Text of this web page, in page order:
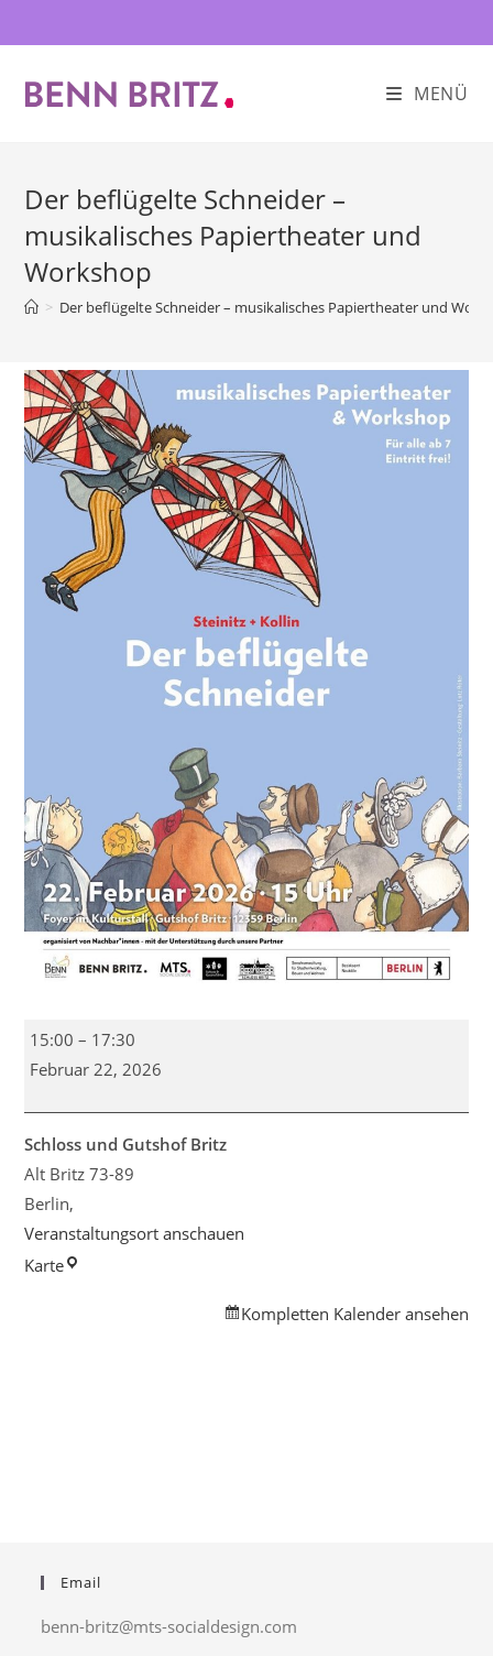
Inhalt
MENÜ
Der beflügelte Schneider –
musikalisches Papiertheater und
Workshop
> Der beflügelte Schneider – musikalisches Papiertheater und
Der
beflügelte
-
musikalisches
Papiertheater
und
Workshop
15:00 – 17:30
Februar 22, 2026
Schloss und Gutshof Britz
Alt Britz 73-89
Berlin,
Veranstaltungsort anschauen
KarteSchloss
Kompletten Kalender ansehen
Email
benn-britz@mts-socialdesign.com